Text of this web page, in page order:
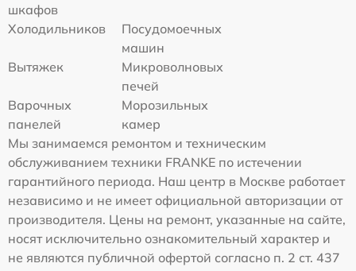
шкафов
Холодильников
Посудомоечных
машин
Вытяжек
Микроволновых
печей
Варочных
панелей
Морозильных
камер
Мы занимаемся ремонтом и техническим
обслуживанием техники FRANKE по истечении
гарантийного периода. Наш центр в Москве работает
независимо и не имеет официальной авторизации от
производителя. Цены на ремонт, указанные на сайте,
носят исключительно ознакомительный характер и
не являются публичной офертой согласно п. 2 ст. 437